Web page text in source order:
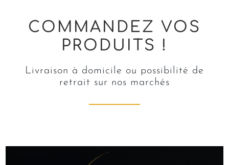
COMMANDEZ VOS
PRODUITS !
Livraison à domicile ou possibilité de
retrait sur nos marchés